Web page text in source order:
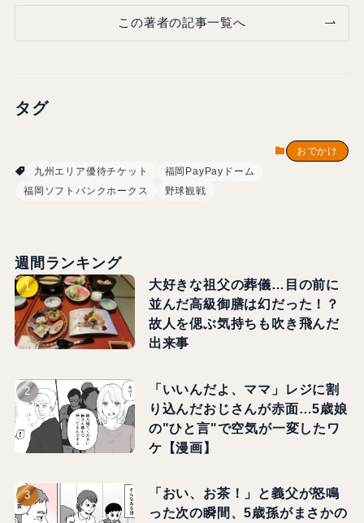
この著者の記事一覧へ
タグ
おでかけ
九州エリア優待チケット
福岡PayPayドーム
福岡ソフトバンクホークス
野球観戦
週間ランキング
大好きな祖父の葬儀…目の前に
並んだ高級御膳は幻だった！？
故人を偲ぶ気持ちも吹き飛んだ
出来事
「いいんだよ、ママ」レジに割
り込んだおじさんが赤面…5歳娘
の"ひと言"で空気が一変したワ
ケ【漫画】
「おい、お茶！」と義父が怒鳴
った次の瞬間、5歳孫がまさかの